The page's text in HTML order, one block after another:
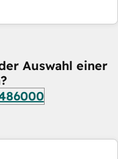
Auswahl einer